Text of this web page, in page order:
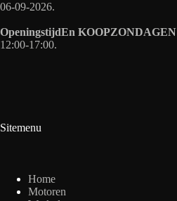
06-09-2026.
OpeningstijdEn KOOPZONDAGEN
12:00-17:00.
Sitemenu
Home
Motoren